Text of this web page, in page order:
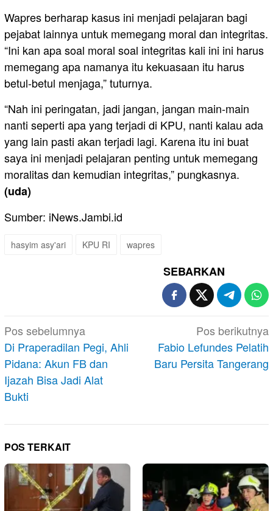
Wapres berharap kasus ini menjadi pelajaran bagi
pejabat lainnya untuk memegang moral dan integritas.
“Ini kan apa soal moral soal integritas kali ini ini harus
memegang apa namanya itu kekuasaan itu harus
betul-betul menjaga,” tuturnya.
“Nah ini peringatan, jadi jangan, jangan main-main
nanti seperti apa yang terjadi di KPU, nanti kalau ada
yang lain pasti akan terjadi lagi. Karena itu ini buat
saya ini menjadi pelajaran penting untuk memegang
moralitas dan kemudian integritas,” pungkasnya.
(uda)
Sumber: iNews.Jambi.id
hasyim asy'ari KPU RI wapres
SEBARKAN
Navigasi
pos
Pos sebelumnya
Di Praperadilan Pegi, Ahli
Pidana: Akun FB dan
Ijazah Bisa Jadi Alat
Bukti
Pos berikutnya
Fabio Lefundes Pelatih
Baru Persita Tangerang
POS TERKAIT